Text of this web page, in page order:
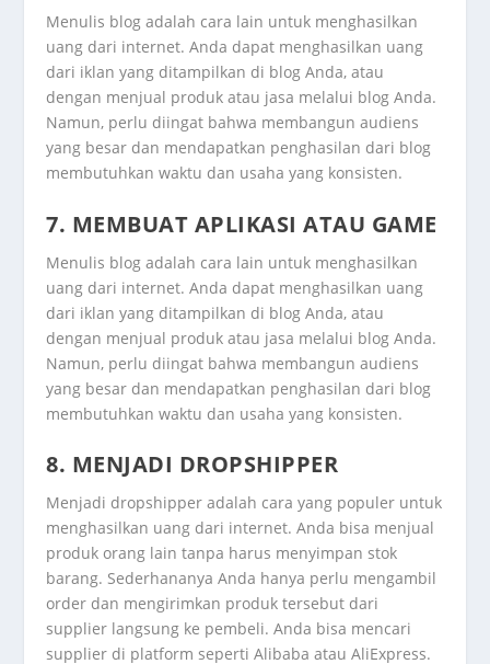
Menulis blog adalah cara lain untuk menghasilkan
uang dari internet. Anda dapat menghasilkan uang
dari iklan yang ditampilkan di blog Anda, atau
dengan menjual produk atau jasa melalui blog Anda.
Namun, perlu diingat bahwa membangun audiens
yang besar dan mendapatkan penghasilan dari blog
membutuhkan waktu dan usaha yang konsisten.
7. MEMBUAT APLIKASI ATAU GAME
Menulis blog adalah cara lain untuk menghasilkan
uang dari internet. Anda dapat menghasilkan uang
dari iklan yang ditampilkan di blog Anda, atau
dengan menjual produk atau jasa melalui blog Anda.
Namun, perlu diingat bahwa membangun audiens
yang besar dan mendapatkan penghasilan dari blog
membutuhkan waktu dan usaha yang konsisten.
8. MENJADI DROPSHIPPER
Menjadi dropshipper adalah cara yang populer untuk
menghasilkan uang dari internet. Anda bisa menjual
produk orang lain tanpa harus menyimpan stok
barang. Sederhananya Anda hanya perlu mengambil
order dan mengirimkan produk tersebut dari
supplier langsung ke pembeli. Anda bisa mencari
supplier di platform seperti Alibaba atau AliExpress.